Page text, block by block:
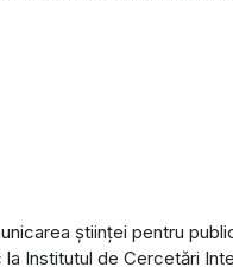
științei pentru
Institutul de Cercetări